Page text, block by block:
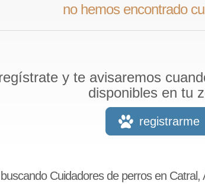
no hemos encontrado
y te avisaremos
disponibles en tu
registrarme
Cuidadores de perros en Catral,